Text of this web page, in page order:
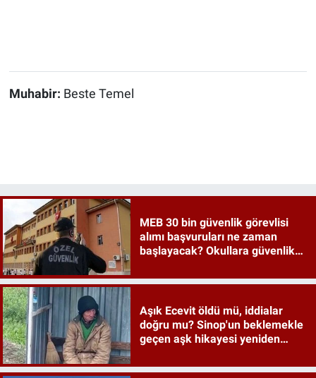
Muhabir: Beste Temel
MEB 30 bin güvenlik görevlisi
alımı başvuruları ne zaman
başlayacak? Okullara güvenlik
Aşık Ecevit öldü mü, iddialar
doğru mu? Sinop'un beklemekle
geçen aşk hikayesi yeniden